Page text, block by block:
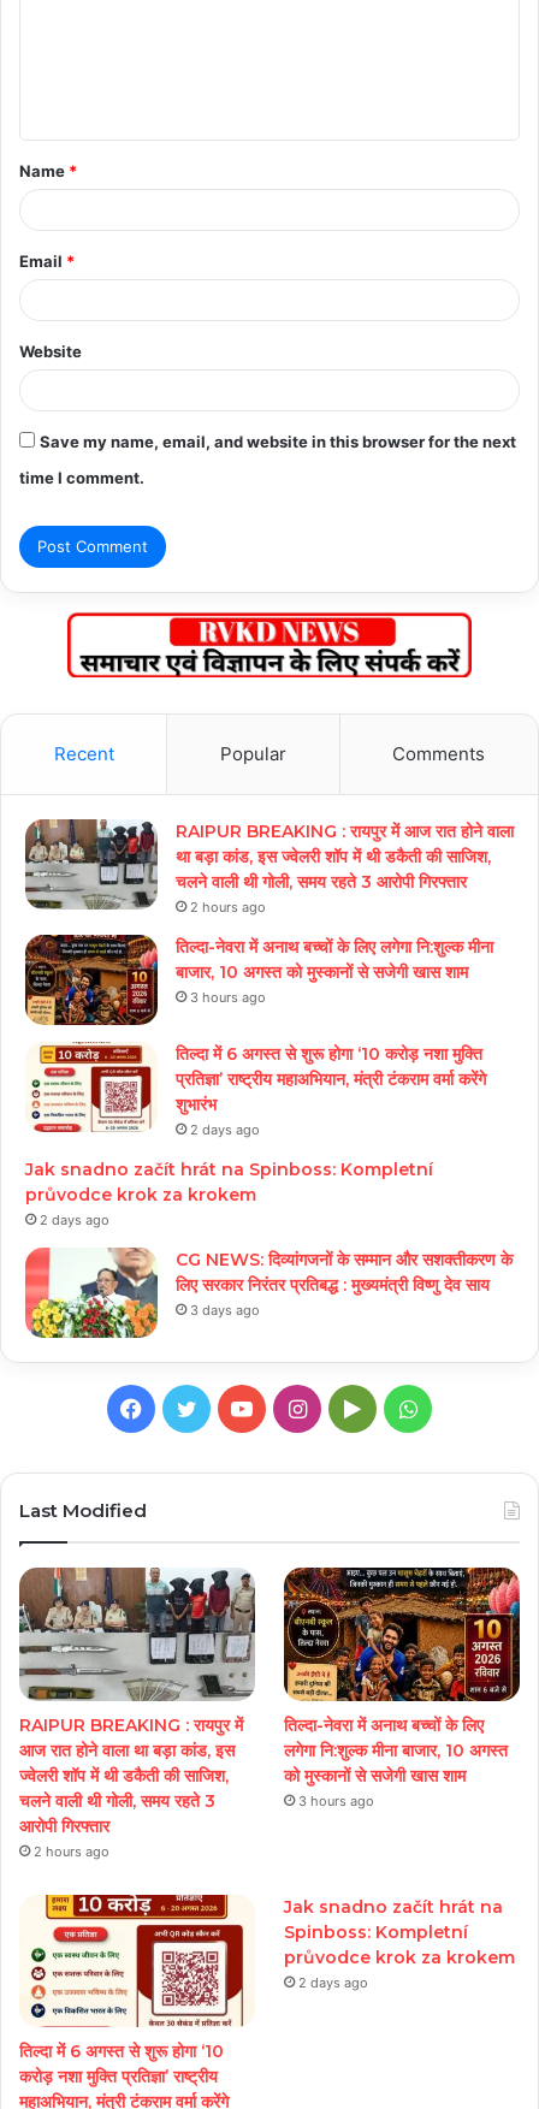
t
*
Name *
Email *
Website
Save my name, email, and website in this browser for the next
time I comment.
Recent Popular Comments
RAIPUR BREAKING : रायपुर में आज रात होने वाला
था बड़ा कांड, इस ज्वेलरी शॉप में थी डकैती की साजिश,
चलने वाली थी गोली, समय रहते 3 आरोपी गिरफ्तार
2 hours ago
तिल्दा-नेवरा में अनाथ बच्चों के लिए लगेगा नि:शुल्क मीना
बाजार, 10 अगस्त को मुस्कानों से सजेगी खास शाम
3 hours ago
तिल्दा में 6 अगस्त से शुरू होगा ‘10 करोड़ नशा मुक्ति
प्रतिज्ञा’ राष्ट्रीय महाअभियान, मंत्री टंकराम वर्मा करेंगे
शुभारंभ
2 days ago
Jak snadno začít hrát na Spinboss: Kompletní
průvodce krok za krokem
2 days ago
CG NEWS: दिव्यांगजनों के सम्मान और सशक्तीकरण के
लिए सरकार निरंतर प्रतिबद्ध : मुख्यमंत्री विष्णु देव साय
3 days ago
Facebook
TwitterYouTubeInstagram
GoogleWhatsApp
Last Modified
RAIPUR BREAKING : रायपुर में
आज रात होने वाला था बड़ा कांड, इस
ज्वेलरी शॉप में थी डकैती की साजिश,
चलने वाली थी गोली, समय रहते 3
आरोपी गिरफ्तार
2 hours ago
तिल्दा-नेवरा में अनाथ बच्चों के लिए
लगेगा नि:शुल्क मीना बाजार, 10 अगस्त
को मुस्कानों से सजेगी खास शाम
3 hours ago
तिल्दा में 6 अगस्त से शुरू होगा ‘10
करोड़ नशा मुक्ति प्रतिज्ञा’ राष्ट्रीय
महाअभियान, मंत्री टंकराम वर्मा करेंगे
Jak snadno začít hrát na
Spinboss: Kompletní
průvodce krok za krokem
2 days ago